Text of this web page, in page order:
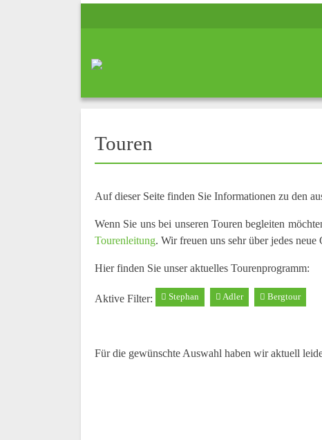
Touren
Auf dieser Seite finden Sie Informationen zu den
Wenn Sie uns bei unseren Touren begleiten
Tourenleitung. Wir freuen uns sehr über jedes neue
Hier finden Sie unser aktuelles Tourenprogramm:
Aktive Filter: Stephan Adler Bergtour
Für die gewünschte Auswahl haben wir aktuell